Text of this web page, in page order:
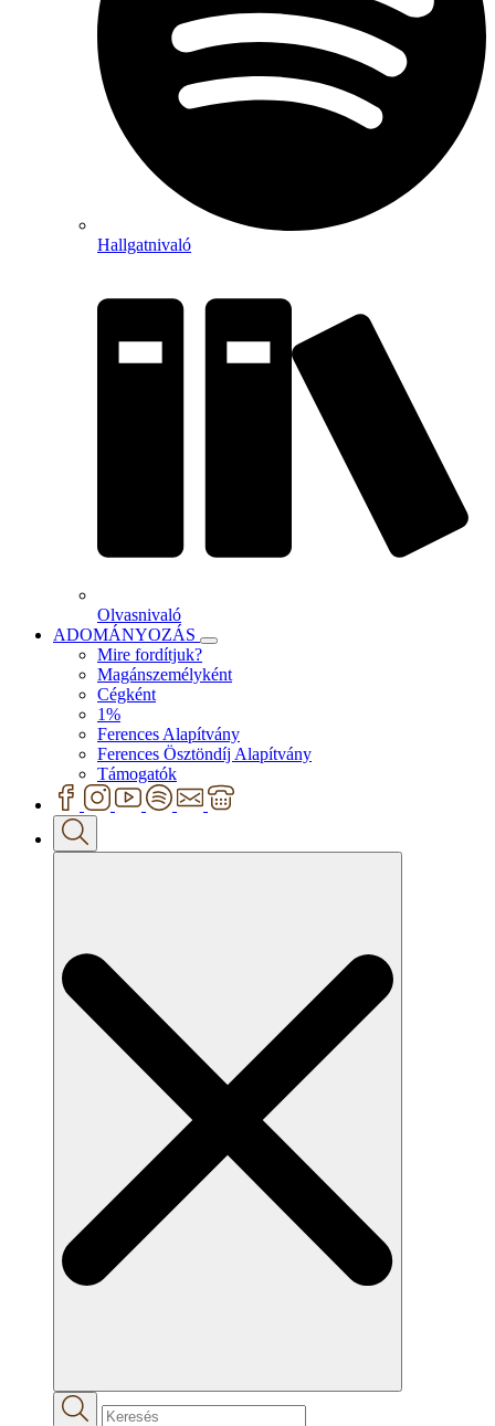
Hallgatnivaló
Olvasnivaló
ADOMÁNYOZÁS
Mire fordítjuk?
Magánszemélyként
Cégként
1%
Ferences Alapítvány
Ferences Ösztöndíj Alapítvány
Támogatók
Search